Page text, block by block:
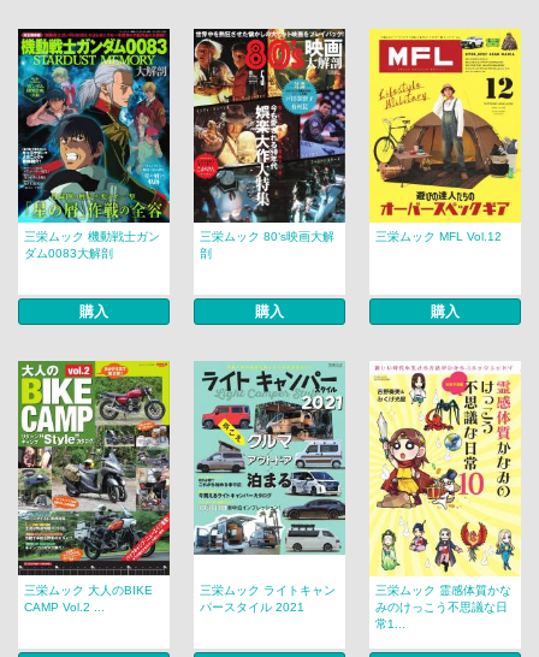
三栄ムック 機動戦士ガン
ダム0083大解剖
購入
三栄ムック 80‘s映画大解
剖
購入
三栄ムック MFL Vol.12
購入
三栄ムック 大人のBIKE
CAMP Vol.2 ...
三栄ムック ライトキャン
パースタイル 2021
三栄ムック 霊感体質かな
みのけっこう不思議な日
常1...